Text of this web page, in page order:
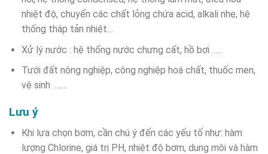
nhiệt độ, chuyển các chất lỏng chứa acid, alkali nhẹ, hệ
thống tháp tản nhiệt…
Xử lý nước : hệ thống nước chưng cất, hồ bơi …..
Tưới đất nông nghiệp, công nghiệp hoá chất, thuốc men,
vệ sinh ……
Lưu ý
Khi lựa chọn bơm, cần chú ý đến các yếu tố như: hàm
lượng Chlorine, giá trị PH, nhiệt độ bơm, dung môi và hàm